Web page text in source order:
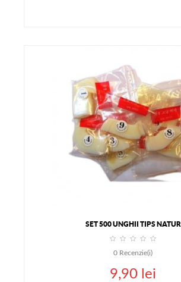
SET 500 UNGHII TIPS NATUR
0 Recenzie(i)
9,90 lei